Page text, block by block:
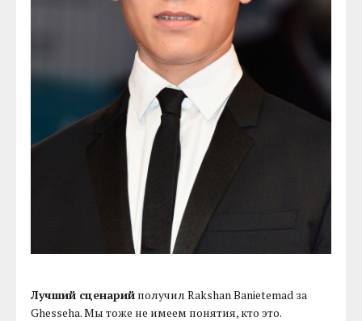
Лучший сценарий получил Rakshan Banietemad за
Ghesseha. Мы тоже не имеем понятия, кто это.